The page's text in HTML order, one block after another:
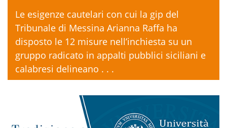
Le esigenze cautelari con cui la gip del
Tribunale di Messina Arianna Raffa ha
disposto le 12 misure nell’inchiesta su un
gruppo radicato in appalti pubblici siciliani e
calabresi delineano . . .